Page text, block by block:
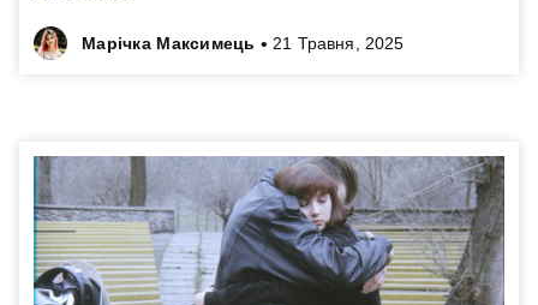
Марічка Максимець • 21 Травня, 2025